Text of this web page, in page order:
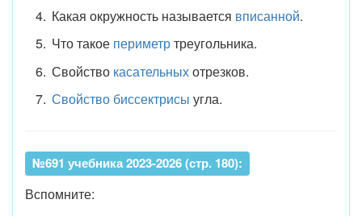
Какая окружность называется вписанной.
Что такое периметртреугольника.
Свойство касательныхотрезков.
Свойство биссектрисы угла.
№691 учебника 2023-2026 (стр. 180):
Вспомните: